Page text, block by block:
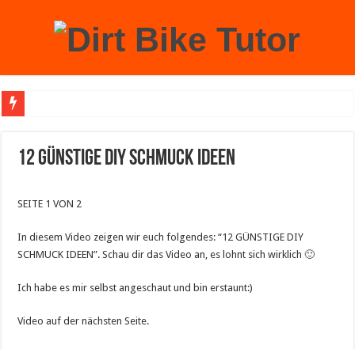
12 GÜNSTIGE DIY SCHMUCK IDEEN
SEITE 1 VON 2
In diesem Video zeigen wir euch folgendes: “12 GÜNSTIGE DIY
SCHMUCK IDEEN”. Schau dir das Video an, es lohnt sich wirklich 🙂
Ich habe es mir selbst angeschaut und bin erstaunt:)
Video auf der nächsten Seite.